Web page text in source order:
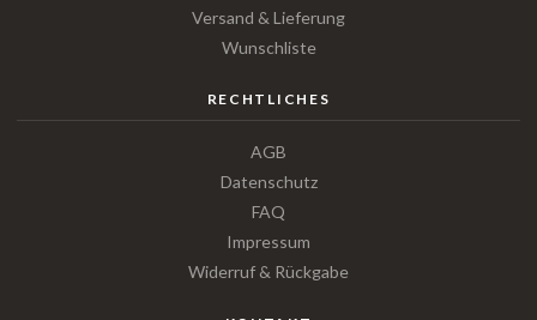
Versand & Lieferung
Wunschliste
RECHTLICHES
AGB
Datenschutz
FAQ
Impressum
Widerruf & Rückgabe